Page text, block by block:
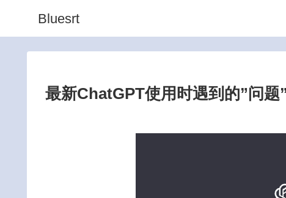
Bluesrt
最新ChatGPT使用时遇到的”问题